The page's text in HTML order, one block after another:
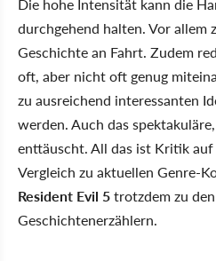
durchgehend halten. Vor
Geschichte an Fahrt. Zudem
oft, aber nicht oft genug
zu ausreichend interessanten
werden. Auch das
enttäuscht. All das ist Kritik
Vergleich zu aktuellen Genre-
Resident Evil 5trotzdem zu
Geschichtenerzählern.